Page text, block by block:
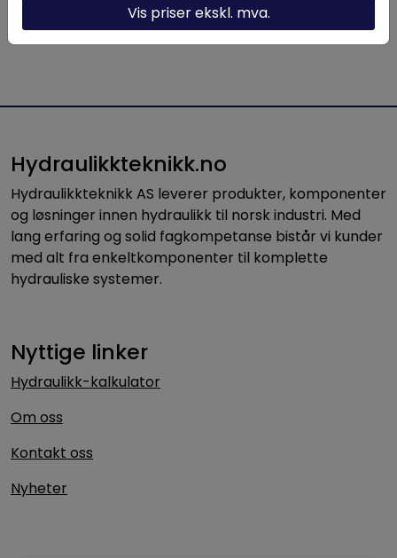
Hydraulikkteknikk.no
Hydraulikkteknikk AS leverer produkter, komponenter
og løsninger innen hydraulikk til norsk industri. Med
lang erfaring og solid fagkompetanse bistår vi kunder
med alt fra enkeltkomponenter til komplette
hydrauliske systemer.
Nyttige linker
Hydraulikk-kalkulator
Om oss
Kontakt oss
Nyheter
Vis priser ekskl. mva.